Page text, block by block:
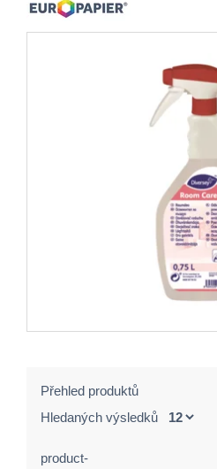
Přehled produktů
Hledaných výsledků
product-